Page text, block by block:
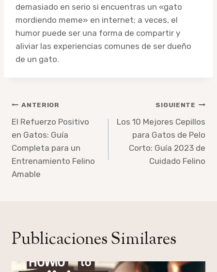
demasiado en serio si encuentras un «gato
mordiendo meme» en internet; a veces, el
humor puede ser una forma de compartir y
aliviar las experiencias comunes de ser dueño
de un gato.
Navegación
de
entradas
ANTERIOR
El Refuerzo Positivo
en Gatos: Guía
Completa para un
Entrenamiento Felino
Amable
SIGUIENTE
Los 10 Mejores Cepillos
para Gatos de Pelo
Corto: Guía 2023 de
Cuidado Felino
Publicaciones Similares